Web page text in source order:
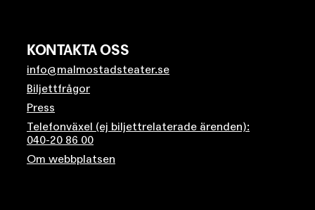
KONTAKTA OSS
info@malmostadsteater.se
Biljettfrågor
Press
Telefonväxel (ej biljettrelaterade ärenden):
040-20 86 00
Om webbplatsen